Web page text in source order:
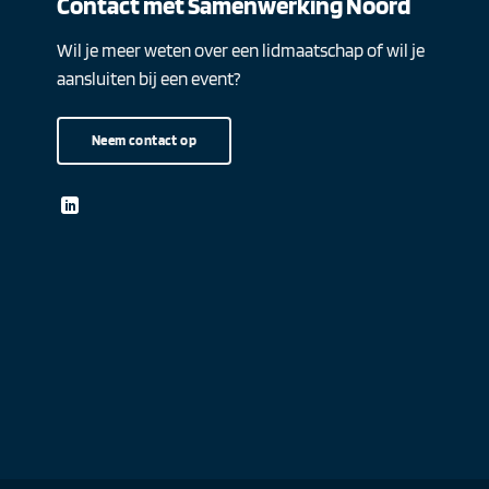
Wil je meer weten over een lidmaatschap of wil je
aansluiten bij een event?
Neem contact op